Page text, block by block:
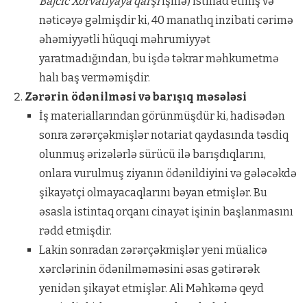
nəticəyə gəlmişdir ki, 40 manatlıq inzibati cərimə
əhəmiyyətli hüquqi məhrumiyyət
yaratmadığından, bu işdə təkrar məhkumetmə
halı baş verməmişdir.
Zərərin ödənilməsi və barışıq məsələsi
İş materiallarından görünmüşdür ki, hadisədən
sonra zərərçəkmişlər notariat qaydasında təsdiq
olunmuş ərizələrlə sürücü ilə barışdıqlarını,
onlara vurulmuş ziyanın ödənildiyini və gələcəkdə
şikayətçi olmayacaqlarını bəyan etmişlər. Bu
əsasla istintaq orqanı cinayət işinin başlanmasını
rədd etmişdir.
Lakin sonradan zərərçəkmişlər yeni müalicə
xərclərinin ödənilməməsini əsas gətirərək
yenidən şikayət etmişlər. Ali Məhkəmə qeyd